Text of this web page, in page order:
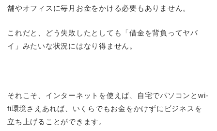
舗やオフィスに毎月お金をかける必要もありません。
これだと、どう失敗したとしても「借金を背負ってヤバ
イ」みたいな状況にはなり得ません。
それこそ、インターネットを使えば、自宅でパソコンとwi-
fi環境さえあれば、いくらでもお金をかけずにビジネスを
立ち上げることができます。